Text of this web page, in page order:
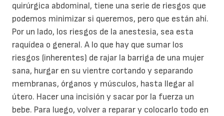
quirúrgica abdominal, tiene una serie de riesgos que
podemos minimizar si queremos, pero que están ahí.
Por un lado, los riesgos de la anestesia, sea esta
raquídea o general. A lo que hay que sumar los
riesgos (inherentes) de rajar la barriga de una mujer
sana, hurgar en su vientre cortando y separando
membranas, órganos y músculos, hasta llegar al
útero. Hacer una incisión y sacar por la fuerza un
bebe. Para luego, volver a reparar y colocarlo todo en